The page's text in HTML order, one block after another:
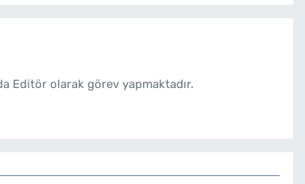
Editör olarak görev yapmaktadır.